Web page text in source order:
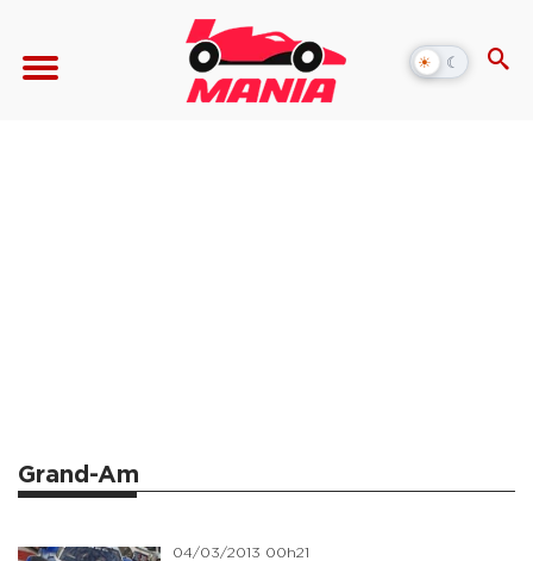
☀ ☾
Alternar
modo
Grand-Am
04/03/2013 00h21